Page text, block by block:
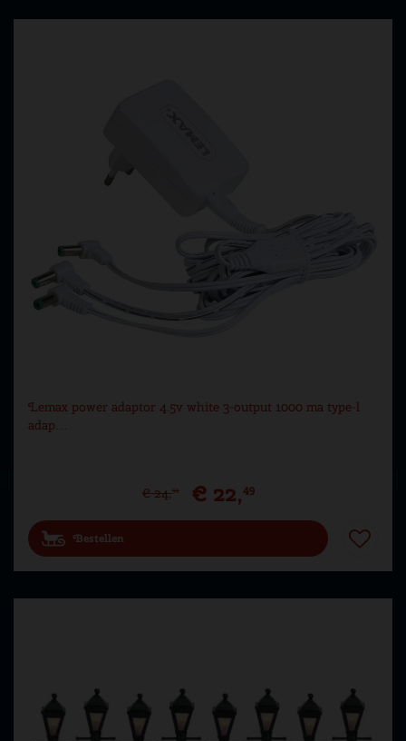
Lemax power adaptor 4.5v white 3-output 1000 ma type-l
adap…
€ 24,99 € 22,49
Bestellen